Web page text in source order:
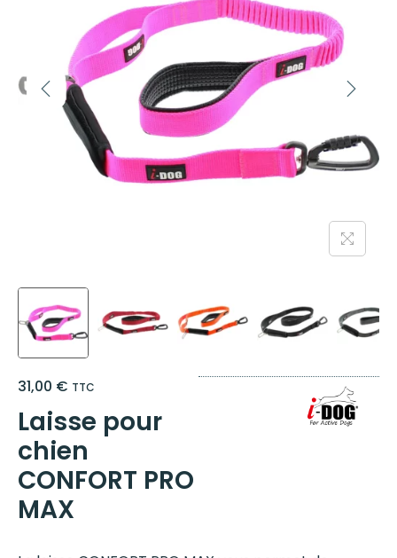
31,00 € TTC
Laisse pour
chien
CONFORT PRO
MAX